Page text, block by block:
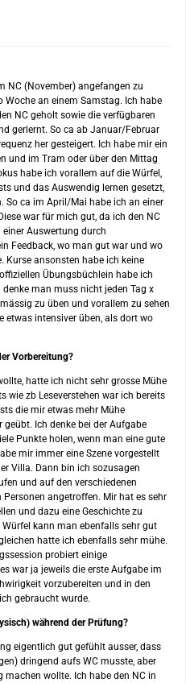
NC (November) angefangen zu
an einem Samstag. Ich habe
NC geholt sowie die verfügbaren
gerlernt. So ca ab Januar/Februar
her gesteigert. Ich habe mir ein
und im Tram oder über den Mittag
habe ich vorallem auf die Würfel,
und das Auswendig lernen gesetzt,
So ca im April/Mai habe ich an einer
war für mich gut, da ich den NC
Auswertung durch
Feedback, wo man gut war und wo
Kurse ansonsten habe ich keine
Übungsbüchlein habe ich
man muss nicht jeden Tag x
zu üben und vorallem zu sehen
etwas intensiver üben, als dort wo
Vorbereitung?
hatte ich nicht sehr grosse Mühe
wie zb Leseverstehen war ich bereits
die mir etwas mehr Mühe
Ich denke bei der Aufgabe
Punkte holen, wenn man eine gute
mir immer eine Szene vorgestellt
Villa. Dann bin ich sozusagen
und auf den verschiedenen
angetroffen. Mir hat es sehr
und dazu eine Geschichte zu
kann man ebenfalls sehr gut
hatte ich ebenfalls sehr mühe.
probiert einige
war ja jeweils die erste Aufgabe im
vorzubereiten und in den
gebraucht wurde.
während der Prüfung?
eigentlich gut gefühlt ausser, dass
dringend aufs WC musste, aber
wollte. Ich habe den NC in